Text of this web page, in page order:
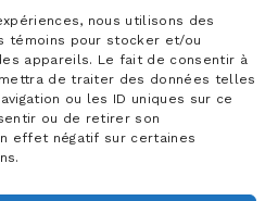
nous utilisons des
témoins pour stocker et/ou
appareils. Le fait de consentir à
de traiter des données telles
ou les ID uniques sur ce
ou de retirer son
effet négatif sur certaines
Loi sur la faillite et
l’insolvabilité
Politique de
confidentialité
Politique sur la